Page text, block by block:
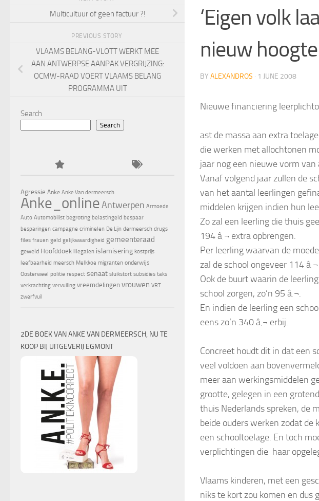
‘Eigen volk
nieuw
BY ALEXANDROS · 1 JUNE 2008
Nieuwe financiering
ast de massa aan extra
die werken met allochtonen
jaar nog een nieuwe vorm
Vanaf volgend jaar zullen de
van het aantal leerlingen
middelen krijgen indien hun
Zo zal een leerling die thuis
194 â‚¬ extra opbrengen.
Per leerling waarvan de
zal de school ongeveer 114
Ook de buurt waarin de
school zorgen, zo’n 95 â‚¬.
En indien de leerling een
eens zo’n 340 â‚¬ erbij.
Concreet houdt dit in dat een
veel voldoen aan
meer aan werkingsmiddelen
grootte, gelegen in een
thuis Nederlands spreken, de
beide ouders werken zodat
een schooltoelage. En toch
verplichtingen die haar
Vlaams kinderen, met een
niks te kort zou komen en dus
Multicultuur of geen factuur ?!
PREVIOUS STORY
VLAAMS BELANG-VLOTT WERKT MEE
AAN ANTWERPSE AANPAK VERGRIJZING:
OCMW-RAAD VOERT VLAAMS BELANG
PROGRAMMA UIT
Search
Search
Agressie Anke Anke Van dermeersch
Anke_onlineAntwerpen Armoede
Auto Automobilist begroting belastingeld bespaar
besparingen campagne criminelen De Lijn dermeersch drugs
files frauen geld gelijkwaardigheid gemeenteraad
geweld Hoofddoek illegalen islamisering kostprijs
leefbaarheid meersch Melkkoe migranten onderwijs
Oosterweel politie respect senaat sluikstort subsidies taks
verkrachting vervuiling vreemdelingen vrouwen VRT
zwerfvuil
2DE BOEK VAN ANKE VAN DERMEERSCH, NU TE
KOOP BIJ UITGEVERIJ EGMONT